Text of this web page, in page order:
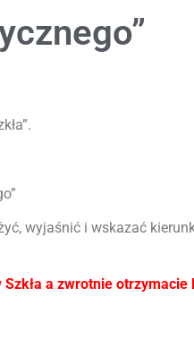
wyjaśnić i wskazać
a zwrotnie otrzymacie